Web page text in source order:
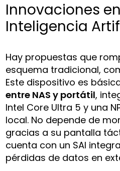
Innovaciones
Inteligencia
Hay propuestas que
esquema tradicional,
Este dispositivo es
entre NAS y portátil,
Intel Core Ultra 5 y una
local. No depende de
gracias a su pantalla
cuenta con un SAI
pérdidas de datos en